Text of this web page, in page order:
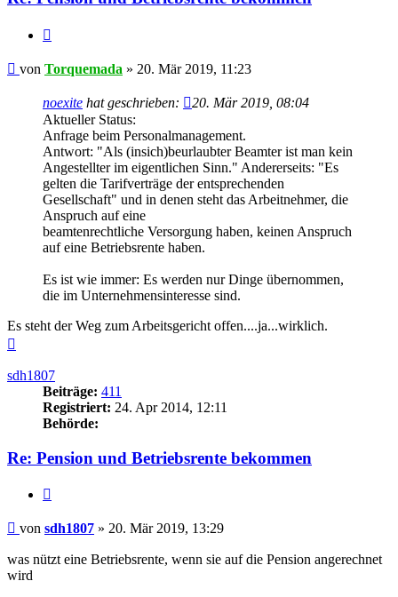
Beitrag
von Torquemada » 20. Mär 2019, 11:23
noexite hat geschrieben:
20. Mär 2019, 08:04
Aktueller Status:
Anfrage beim Personalmanagement.
Antwort: "Als (insich)beurlaubter Beamter ist man kein
Angestellter im eigentlichen Sinn." Andererseits: "Es
gelten die Tarifverträge der entsprechenden
Gesellschaft" und in denen steht das Arbeitnehmer, die
Anspruch auf eine
beamtenrechtliche Versorgung haben, keinen Anspruch
auf eine Betriebsrente haben.
Es ist wie immer: Es werden nur Dinge übernommen,
die im Unternehmensinteresse sind.
Es steht der Weg zum Arbeitsgericht offen....ja...wirklich.
sdh1807
Beiträge: 411
Registriert: 24. Apr 2014, 12:11
Behörde:
Re: Pension und Betriebsrente bekommen
Beitrag
von sdh1807 » 20. Mär 2019, 13:29
was nützt eine Betriebsrente, wenn sie auf die Pension angerechnet
wird